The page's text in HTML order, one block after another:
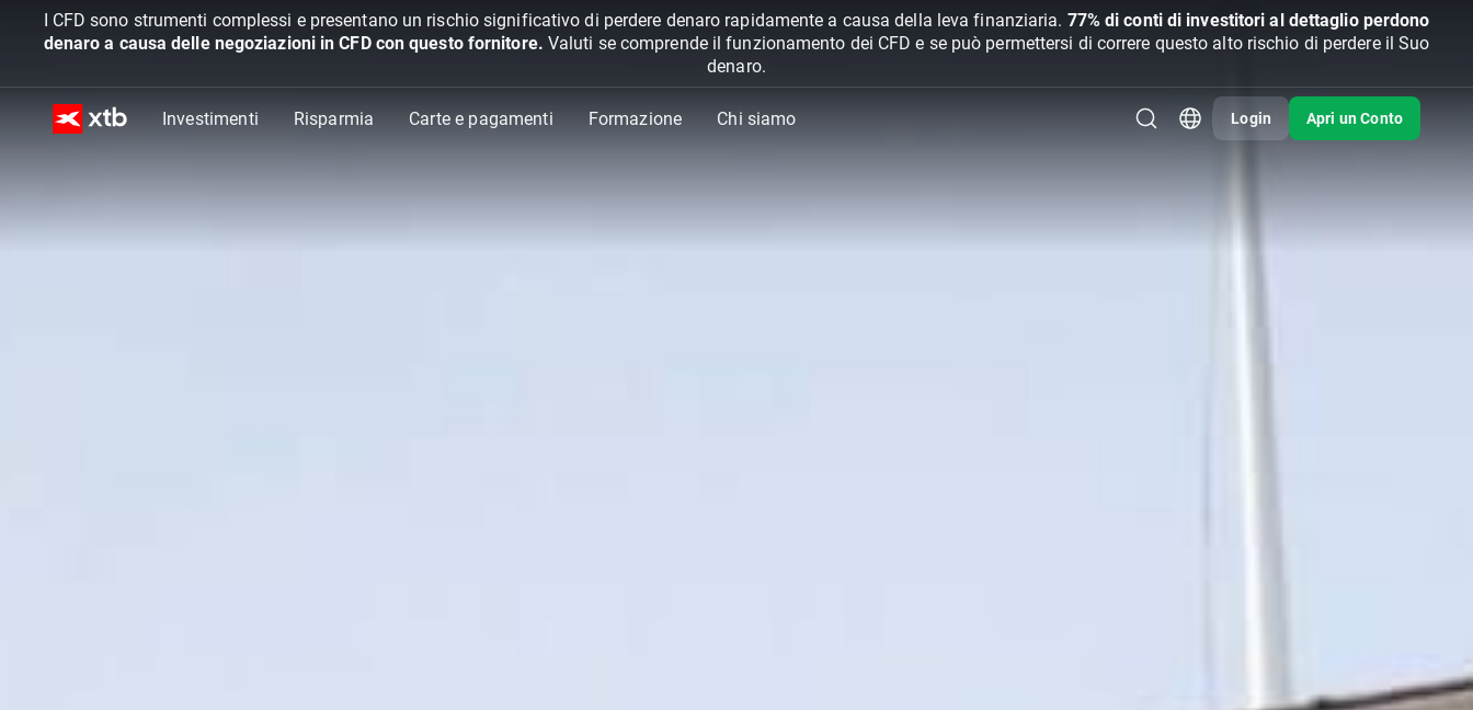
I CFD sono strumenti complessi e presentano un rischio significativo di perdere denaro rapidamente a causa della leva finanziaria. 77% di conti di investitori al dettaglio perdono
denaro a causa delle negoziazioni in CFD con questo fornitore. Valuti se comprende il funzionamento dei CFD e se può permettersi di correre questo alto rischio di perdere il Suo
denaro.
Investimenti Risparmia Carte e pagamenti Formazione Chi siamo Login Apri un Conto